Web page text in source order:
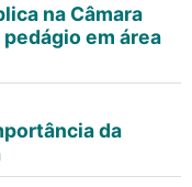
na Câmara
em área
da